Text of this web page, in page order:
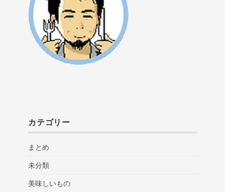
カテゴリー
まとめ
未分類
美味しいもの